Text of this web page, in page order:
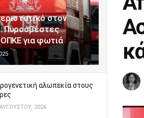
στον
Πυροσβέστες
για φωτιά
αλωπεκία στους
2026